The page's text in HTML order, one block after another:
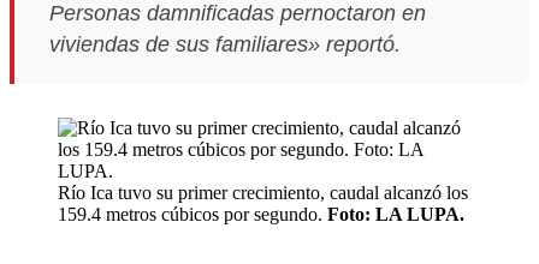
Personas damnificadas pernoctaron en
viviendas de sus familiares» reportó.
Río Ica tuvo su primer crecimiento, caudal alcanzó los
159.4 metros cúbicos por segundo. Foto: LA LUPA.